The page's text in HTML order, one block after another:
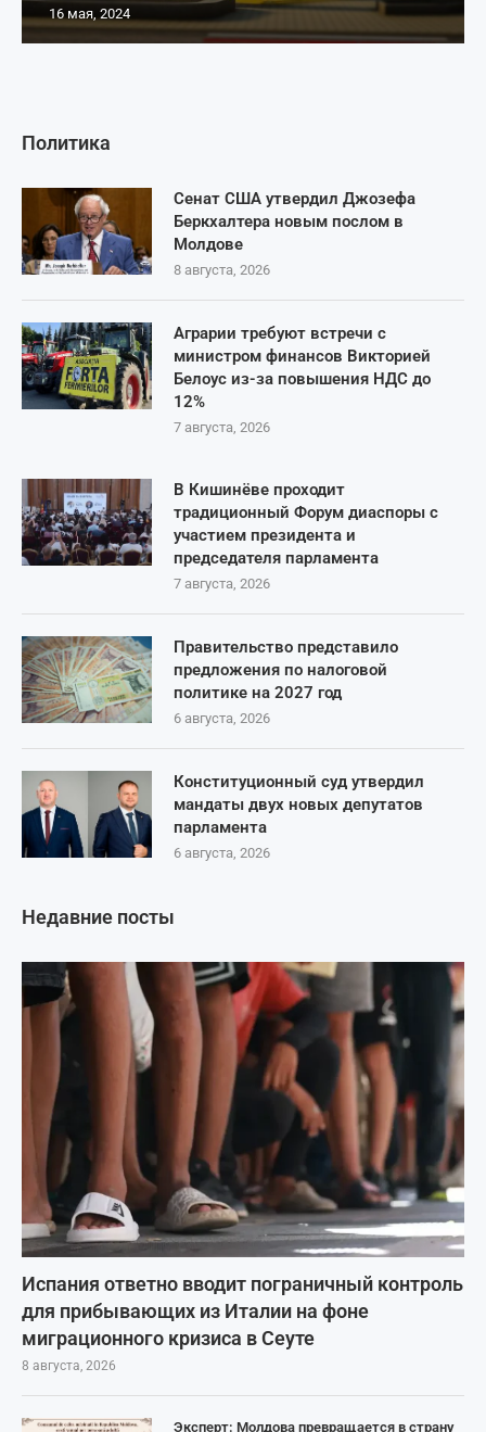
Политика
Сенат США утвердил Джозефа
Беркхалтера новым послом в
Молдове
8 августа, 2026
Аграрии требуют встречи с
министром финансов Викторией
Белоус из-за повышения НДС до
12%
7 августа, 2026
В Кишинёве проходит
традиционный Форум диаспоры с
участием президента и
председателя парламента
7 августа, 2026
Правительство представило
предложения по налоговой
политике на 2027 год
6 августа, 2026
Конституционный суд утвердил
мандаты двух новых депутатов
парламента
6 августа, 2026
Недавние посты
Испания ответно вводит пограничный контроль
для прибывающих из Италии на фоне
миграционного кризиса в Сеуте
8 августа, 2026
Эксперт: Молдова превращается в страну
16 мая, 2024